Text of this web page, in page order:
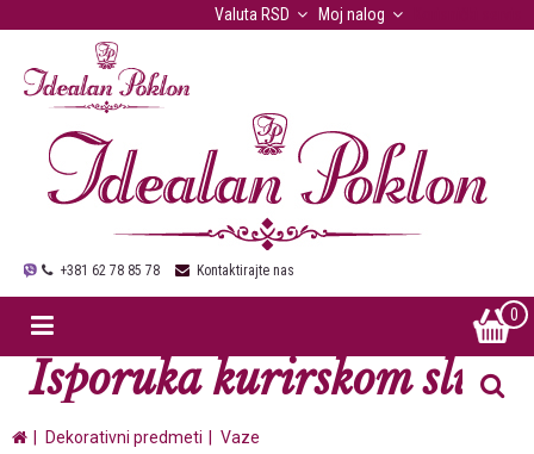
Moj nalog
Valuta RSD
+381 62 78 85 78 Kontaktirajte nas
0
Isporuka kurirskom
Dekorativni predmeti Vaze